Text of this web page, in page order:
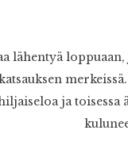
lähentyä
ja